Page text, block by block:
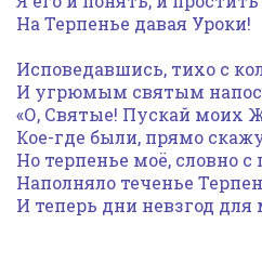
На Терпенье давая Уроки!
Исповедавшись, тихо с
И угрюмым святым
«О, Святые! Пускай моих
Кое-где были, прямо
Но терпенье моё, словно с
Наполняло теченье
И теперь дни невзгод для